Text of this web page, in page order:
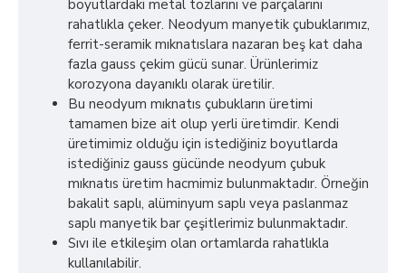
boyutlardaki metal tozlarını ve parçalarını
rahatlıkla çeker. Neodyum manyetik çubuklarımız,
ferrit-seramik mıknatıslara nazaran beş kat daha
fazla gauss çekim gücü sunar. Ürünlerimiz
korozyona dayanıklı olarak üretilir.
Bu neodyum mıknatıs çubukların üretimi
tamamen bize ait olup yerli üretimdir. Kendi
üretimimiz olduğu için istediğiniz boyutlarda
istediğiniz gauss gücünde neodyum çubuk
mıknatıs üretim hacmimiz bulunmaktadır. Örneğin
bakalit saplı, alüminyum saplı veya paslanmaz
saplı manyetik bar çeşitlerimiz bulunmaktadır.
Sıvı ile etkileşim olan ortamlarda rahatlıkla
kullanılabilir.